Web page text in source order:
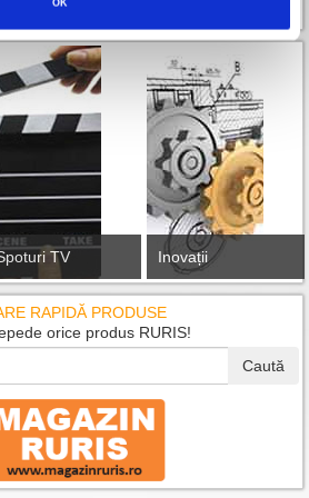
OK
TV Inovații
RAPIDĂ PRODUSE
orice produs RURIS!
Caută